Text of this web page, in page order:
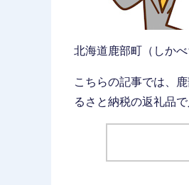
北海道鹿部町（しか
こちらの記事では、
るさと納税の返礼品